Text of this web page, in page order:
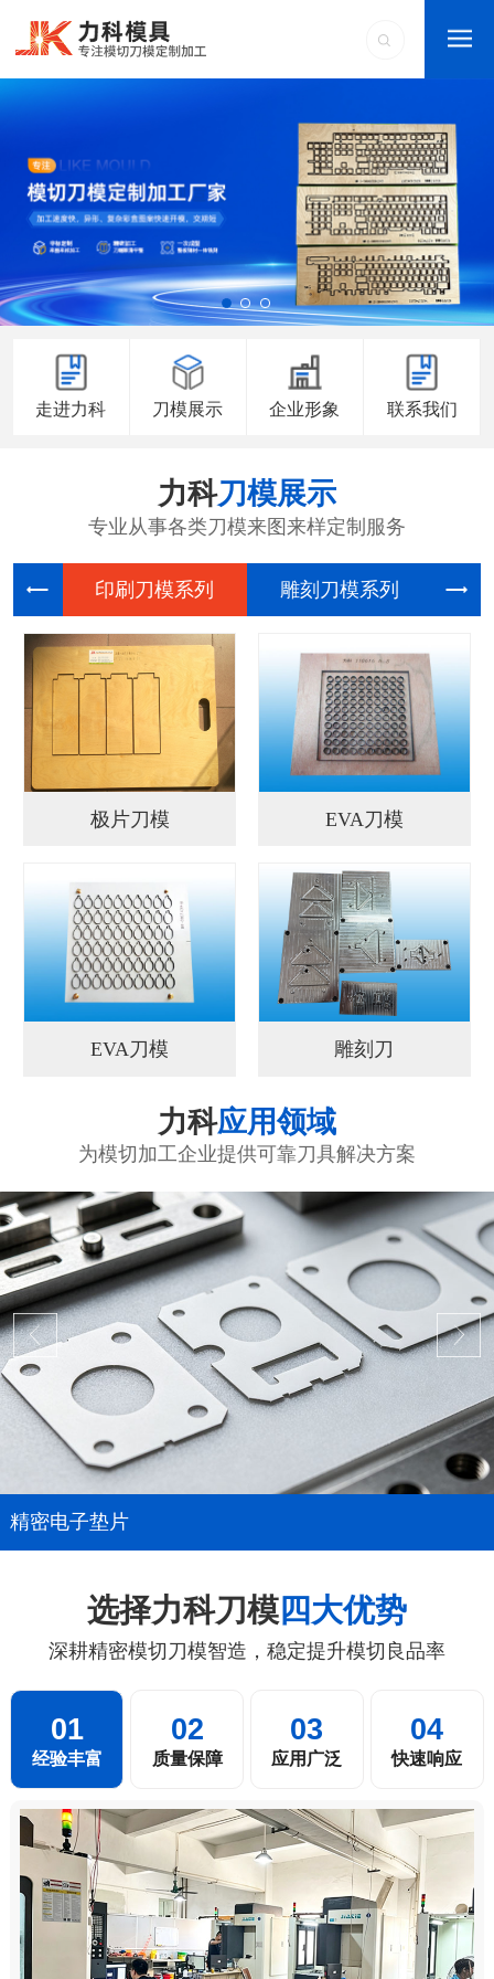
走进力科 刀模展示 企业形象 联系我们
力科刀模展示
专业从事各类刀模来图来样定制服务
印刷刀模 雕刻刀模
极片刀模 EVA刀模
EVA刀模 雕刻刀
力科应用领域
为模切加工企业提供可靠刀具解决方案
精密电子垫片
选择力科刀模四大优势
深耕精密模切刀模智造，稳定提升模切良品率
01
经验丰富
02
质量保障
03
应用广泛
04
快速响应